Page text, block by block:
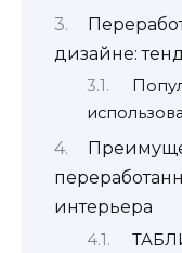
дизайне:
интерьера